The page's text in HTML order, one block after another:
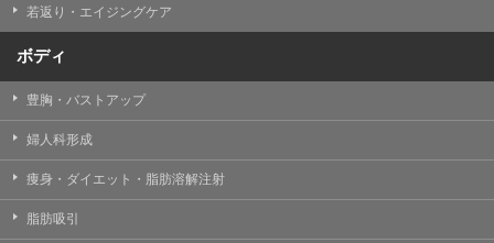
若返り・エイジングケア
ボディ
豊胸・バストアップ
婦人科形成
痩身・ダイエット・脂肪溶解注射
脂肪吸引